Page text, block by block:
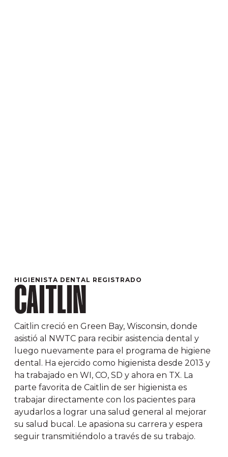
HIGIENISTA DENTAL REGISTRADO
CAITLIN
Caitlin creció en Green Bay, Wisconsin, donde
asistió al NWTC para recibir asistencia dental y
luego nuevamente para el programa de higiene
dental. Ha ejercido como higienista desde 2013 y
ha trabajado en WI, CO, SD y ahora en TX. La
parte favorita de Caitlin de ser higienista es
trabajar directamente con los pacientes para
ayudarlos a lograr una salud general al mejorar
su salud bucal. Le apasiona su carrera y espera
seguir transmitiéndolo a través de su trabajo.